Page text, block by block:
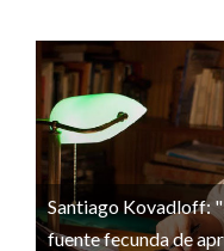
Santiago Kovadloff:
fuente fecunda de